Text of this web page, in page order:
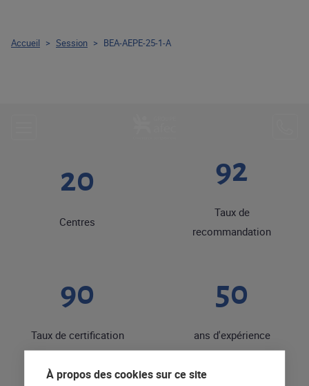
20
Centres
92
Taux de
recommandation
90
Taux de certification
50
ans d'expérience
Accueil > Session > BEA-AEPE-25-1-A
À propos des cookies sur ce site